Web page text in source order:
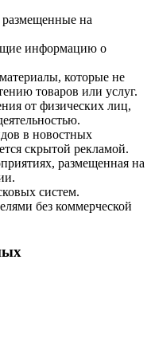
размещенные на
информацию о
которые не
товаров или услуг.
от физических лиц,
в новостных
скрытой рекламой.
размещенная на
систем.
без коммерческой